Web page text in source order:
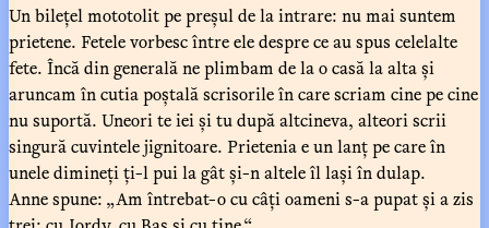
Un bilețel mototolit pe preșul de la intrare: nu mai suntem
prietene. Fetele vorbesc între ele despre ce au spus celelalte
fete. Încă din generală ne plimbam de la o casă la alta și
aruncam în cutia poștală scrisorile în care scriam cine pe cine
nu suportă. Uneori te iei și tu după altcineva, alteori scrii
singură cuvintele jignitoare. Prietenia e un lanț pe care în
unele dimineți ți-l pui la gât și-n altele îl lași în dulap.
Anne spune: „Am întrebat-o cu câți oameni s-a pupat și a zis